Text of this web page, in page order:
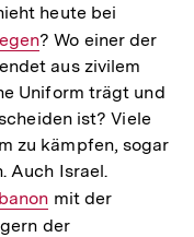
heute bei
? Wo einer der
aus zivilem
Uniform trägt und
ist? Viele
zu kämpfen, sogar
Auch Israel.
mit der
der